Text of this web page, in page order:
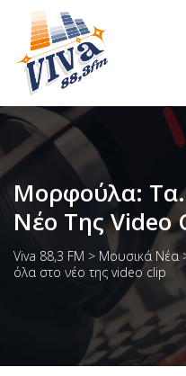
Μορφούλα:
Νέο Της Video
Viva 88,3 FM > Μουσικά Νέα
όλα στο νέο της video clip